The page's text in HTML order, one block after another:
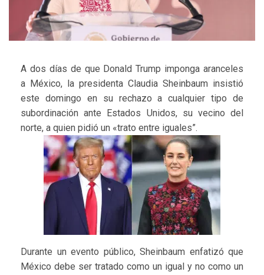
A dos días de que Donald Trump imponga aranceles
a México, la presidenta Claudia Sheinbaum insistió
este domingo en su rechazo a cualquier tipo de
subordinación ante Estados Unidos, su vecino del
norte, a quien pidió un «trato entre iguales”.
Durante un evento público, Sheinbaum enfatizó que
México debe ser tratado como un igual y no como un